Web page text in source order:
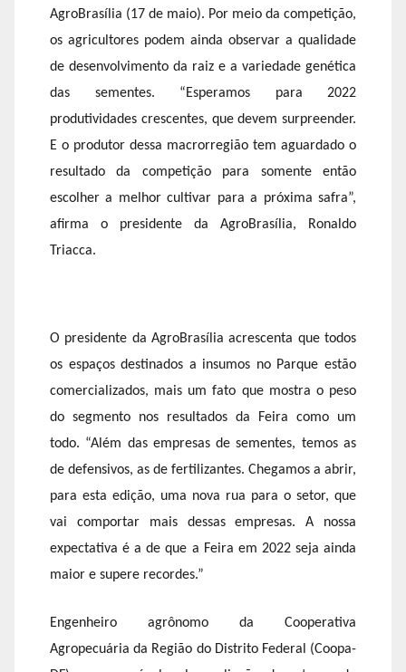
AgroBrasília (17 de maio). Por meio da competição,
os agricultores podem ainda observar a qualidade
de desenvolvimento da raiz e a variedade genética
das sementes. “Esperamos para 2022
produtividades crescentes, que devem surpreender.
E o produtor dessa macrorregião tem aguardado o
resultado da competição para somente então
escolher a melhor cultivar para a próxima safra”,
afirma o presidente da AgroBrasília, Ronaldo
Triacca.
O presidente da AgroBrasília acrescenta que todos
os espaços destinados a insumos no Parque estão
comercializados, mais um fato que mostra o peso
do segmento nos resultados da Feira como um
todo. “Além das empresas de sementes, temos as
de defensivos, as de fertilizantes. Chegamos a abrir,
para esta edição, uma nova rua para o setor, que
vai comportar mais dessas empresas. A nossa
expectativa é a de que a Feira em 2022 seja ainda
maior e supere recordes.”
Engenheiro agrônomo da Cooperativa
Agropecuária da Região do Distrito Federal (Coopa-